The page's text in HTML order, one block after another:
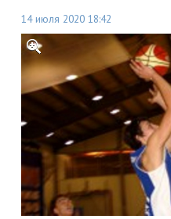
14 июля 2020 18:42